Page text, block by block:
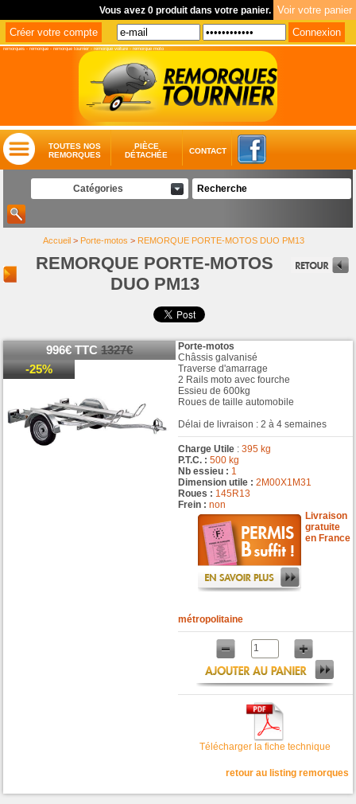
Vous avez 0 produit dans votre panier.
remorques -remorque -remorque tournier -remorque voiture -remorque moto
TOUTES NOS
REMORQUES
PIÈCE
DÉTACHÉE
CONTACT
Catégories
Accueil > Porte-motos > REMORQUE PORTE-MOTOS DUO PM13
REMORQUE PORTE-MOTOS
DUO PM13
996€ TTC 1327€
-25%
Porte-motos
Châssis galvanisé
Traverse d'amarrage
2 Rails moto avec fourche
Essieu de 600kg
Roues de taille automobile
Délai de livraison : 2 à 4 semaines
Charge Utile: 395 kg
P.T.C. : 500 kg
Nb essieu : 1
Dimension utile : 2M00X1M31
Roues : 145R13
Frein : non
Livraison
gratuite
en France
métropolitaine
Télécharger la fiche technique
retour au listing remorques